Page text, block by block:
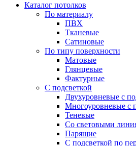
Каталог потолков
По материалу
ПВХ
Тканевые
Сатиновые
По типу поверхности
Матовые
Глянцевые
Фактурные
С подсветкой
Двухуровневые с
Многоуровневые с
Теневые
Со световыми
Парящие
С подсветкой по